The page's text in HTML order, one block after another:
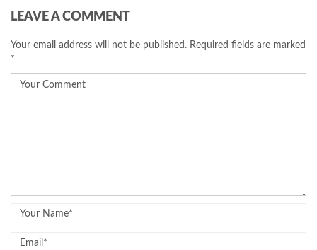
LEAVE A COMMENT
Your email address will not be published. Required fields are marked
*